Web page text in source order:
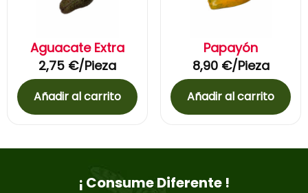
Aguacate Extra
2,75 €/Pieza
Añadir al carrito
Papayón
8,90 €/Pieza
Añadir al carrito
¡ Consume Diferente !